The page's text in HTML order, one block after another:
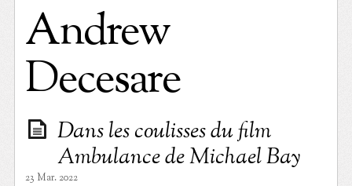
Andrew
Decesare
Dans les coulisses du film
Ambulance de Michael Bay
23 Mar. 2022